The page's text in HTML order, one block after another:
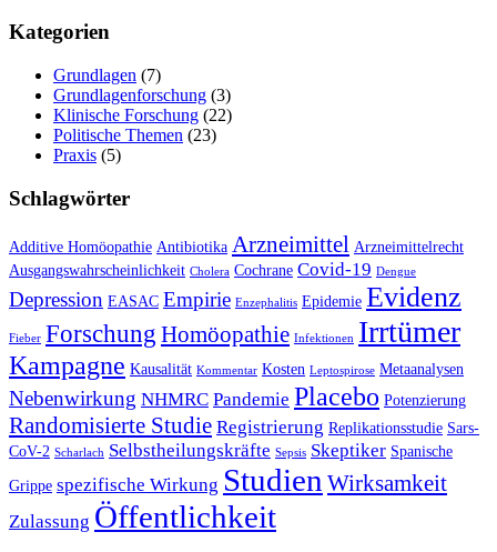
Kategorien
Grundlagen (7)
Grundlagenforschung (3)
Klinische Forschung (22)
Politische Themen (23)
Praxis (5)
Schlagwörter
Additive Homöopathie Antibiotika Arzneimittel Arzneimittelrecht
Ausgangswahrscheinlichkeit Cholera Cochrane Covid-19 Dengue
Depression EASAC Empirie Enzephalitis Epidemie Evidenz
Fieber Forschung Homöopathie Infektionen Irrtümer
Kampagne Kausalität Kommentar Kosten Leptospirose Metaanalysen
Nebenwirkung NHMRC Pandemie Placebo Potenzierung
Randomisierte Studie Registrierung Replikationsstudie Sars-
CoV-2 Scharlach Selbstheilungskräfte Sepsis Skeptiker Spanische
Grippe spezifische Wirkung Studien Wirksamkeit
Zulassung Öffentlichkeit